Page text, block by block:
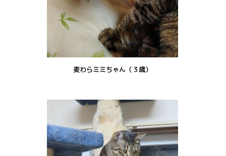
麦わらミミちゃん（３歳）